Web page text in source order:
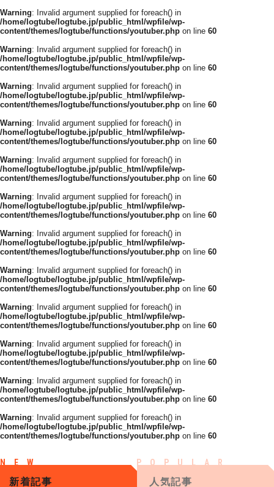
Warning: Invalid argument supplied for foreach() in
/home/logtube/logtube.jp/public_html/wpfile/wp-
content/themes/logtube/functions/youtuber.php on line 60
Warning: Invalid argument supplied for foreach() in
/home/logtube/logtube.jp/public_html/wpfile/wp-
content/themes/logtube/functions/youtuber.php on line 60
Warning: Invalid argument supplied for foreach() in
/home/logtube/logtube.jp/public_html/wpfile/wp-
content/themes/logtube/functions/youtuber.php on line 60
Warning: Invalid argument supplied for foreach() in
/home/logtube/logtube.jp/public_html/wpfile/wp-
content/themes/logtube/functions/youtuber.php on line 60
Warning: Invalid argument supplied for foreach() in
/home/logtube/logtube.jp/public_html/wpfile/wp-
content/themes/logtube/functions/youtuber.php on line 60
Warning: Invalid argument supplied for foreach() in
/home/logtube/logtube.jp/public_html/wpfile/wp-
content/themes/logtube/functions/youtuber.php on line 60
Warning: Invalid argument supplied for foreach() in
/home/logtube/logtube.jp/public_html/wpfile/wp-
content/themes/logtube/functions/youtuber.php on line 60
Warning: Invalid argument supplied for foreach() in
/home/logtube/logtube.jp/public_html/wpfile/wp-
content/themes/logtube/functions/youtuber.php on line 60
Warning: Invalid argument supplied for foreach() in
/home/logtube/logtube.jp/public_html/wpfile/wp-
content/themes/logtube/functions/youtuber.php on line 60
Warning: Invalid argument supplied for foreach() in
/home/logtube/logtube.jp/public_html/wpfile/wp-
content/themes/logtube/functions/youtuber.php on line 60
Warning: Invalid argument supplied for foreach() in
/home/logtube/logtube.jp/public_html/wpfile/wp-
content/themes/logtube/functions/youtuber.php on line 60
Warning: Invalid argument supplied for foreach() in
/home/logtube/logtube.jp/public_html/wpfile/wp-
content/themes/logtube/functions/youtuber.php on line 60
新着記事 人気記事